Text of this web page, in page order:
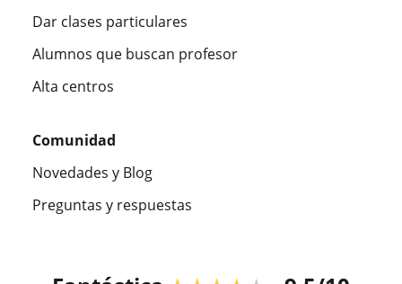
Dar clases particulares
Alumnos que buscan profesor
Alta centros
Comunidad
Novedades y Blog
Preguntas y respuestas